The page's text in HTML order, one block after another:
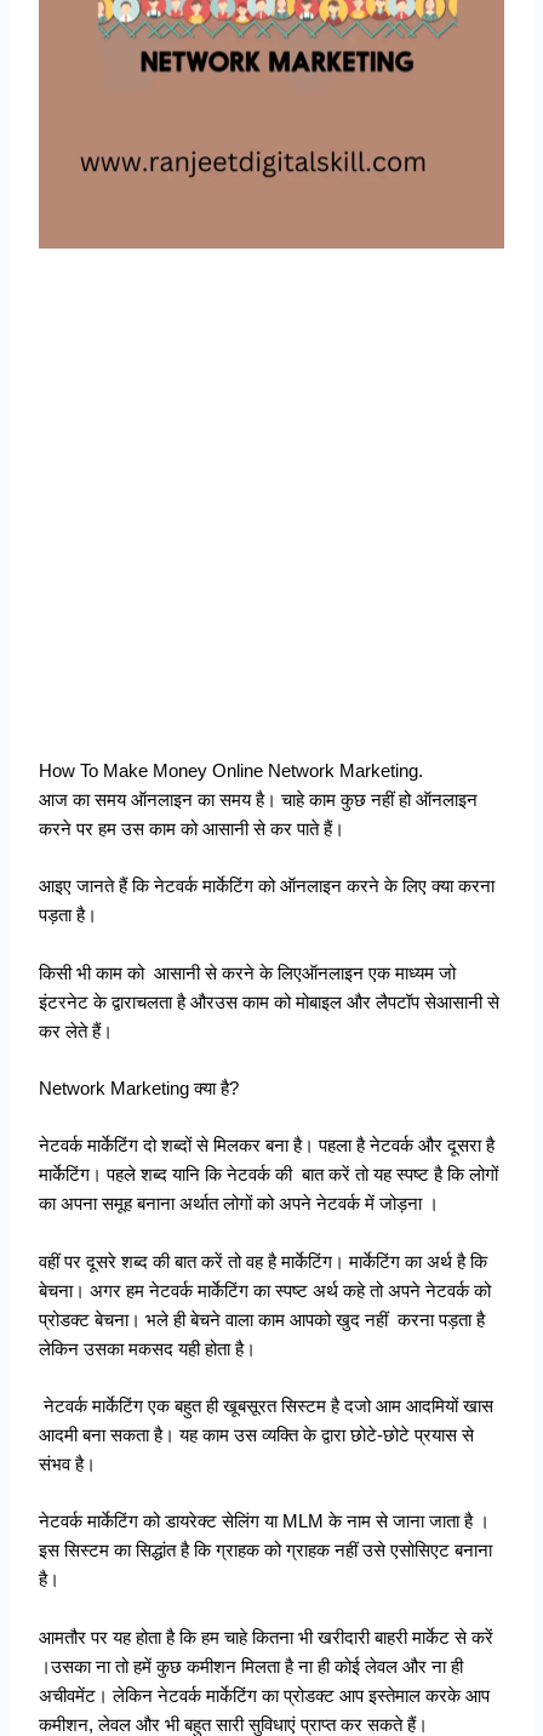
How To Make Money Online Network Marketing.
आज का समय ऑनलाइन का समय है। चाहे काम कुछ नहीं हो ऑनलाइन
करने पर हम उस काम को आसानी से कर पाते हैं।
आइए जानते हैं कि नेटवर्क मार्केटिंग को ऑनलाइन करने के लिए क्या करना
पड़ता है।
किसी भी काम को आसानी से करने के लिएऑनलाइन एक माध्यम जो
इंटरनेट के द्वाराचलता है औरउस काम को मोबाइल और लैपटॉप सेआसानी से
कर लेते हैं।
Network Marketing क्या है?
नेटवर्क मार्केटिंग दो शब्दों से मिलकर बना है। पहला है नेटवर्क और दूसरा है
मार्केटिंग। पहले शब्द यानि कि नेटवर्क की बात करें तो यह स्पष्ट है कि लोगों
का अपना समूह बनाना अर्थात लोगों को अपने नेटवर्क में जोड़ना ।
वहीं पर दूसरे शब्द की बात करें तो वह है मार्केटिंग। मार्केटिंग का अर्थ है कि
बेचना। अगर हम नेटवर्क मार्केटिंग का स्पष्ट अर्थ कहे तो अपने नेटवर्क को
प्रोडक्ट बेचना। भले ही बेचने वाला काम आपको खुद नहीं करना पड़ता है
लेकिन उसका मकसद यही होता है।
नेटवर्क मार्केटिंग एक बहुत ही खूबसूरत सिस्टम है दजो आम आदमियों खास
आदमी बना सकता है। यह काम उस व्यक्ति के द्वारा छोटे-छोटे प्रयास से
संभव है।
नेटवर्क मार्केटिंग को डायरेक्ट सेलिंग या MLM के नाम से जाना जाता है ।
इस सिस्टम का सिद्धांत है कि ग्राहक को ग्राहक नहीं उसे एसोसिएट बनाना
है।
आमतौर पर यह होता है कि हम चाहे कितना भी खरीदारी बाहरी मार्केट से करें
।उसका ना तो हमें कुछ कमीशन मिलता है ना ही कोई लेवल और ना ही
अचीवमेंट। लेकिन नेटवर्क मार्केटिंग का प्रोडक्ट आप इस्तेमाल करके आप
कमीशन, लेवल और भी बहुत सारी सुविधाएं प्राप्त कर सकते हैं।